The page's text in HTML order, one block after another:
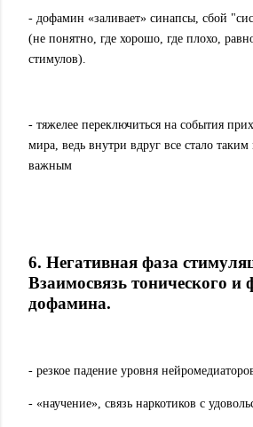
- дофамин «заливает» синапсы, сбой
(не понятно, где хорошо, где плохо,
стимулов).
- тяжелее переключиться на события
мира, ведь внутри вдруг все стало
важным
6. Негативная фаза
Взаимосвязь тонического и
дофамина.
- резкое падение уровня
- «научение», связь наркотиков с